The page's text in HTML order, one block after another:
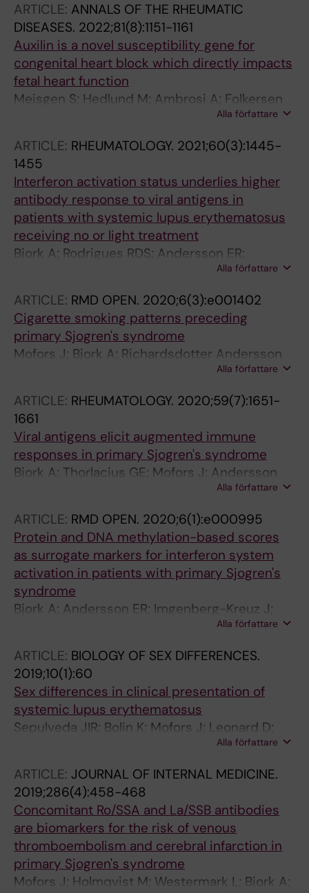
ARTICLE: ANNALS OF THE RHEUMATIC
DISEASES. 2022;81(8):1151-1161
Auxilin is a novel susceptibility gene for
congenital heart block which directly impacts
fetal heart function
Meisgen S; Hedlund M; Ambrosi A; Folkersen
L; Ottosson V; Forsberg D; Thorlacius GE;
Biavati L; Strandberg L; Mofors J; Ramskold D;
Ruhrmann S; Meneghel L; Nyberg W; Espinosa
A; Hamilton RM; Franco-Cereceda A; Hamsten
A; Olsson T; Greene L; Eriksson P; Gemzell-
Danielsson K; Salomonsson S; Kuchroo VK;
Herlenius E; Kockum I; Sonesson S-E; Wahren-
Herlenius M
Alla författare
ARTICLE: RHEUMATOLOGY. 2021;60(3):1445-
1455
Interferon activation status underlies higher
antibody response to viral antigens in
patients with systemic lupus erythematosus
receiving no or light treatment
Bjork A; Rodrigues RDS; Andersson ER;
Sepulveda JIR; Mofors J; Kvarnstrom M; Oke V;
Svenungsson E; Gunnarsson I; Wahren-
Herlenius M
Alla författare
ARTICLE: RMD OPEN. 2020;6(3):e001402
Cigarette smoking patterns preceding
primary Sjogren's syndrome
Mofors J; Bjork A; Richardsdotter Andersson
E; Kvarnstrom M; Forsblad D'Elia H;
Magnusson-Bucher S; Padyukov L; Kockum I;
Hillert J; Eriksson P; Mandl T; Nordmark G;
Alfredsson L; Wahren-Herlenius M
Alla författare
ARTICLE: RHEUMATOLOGY. 2020;59(7):1651-
1661
Viral antigens elicit augmented immune
responses in primary Sjogren's syndrome
Bjork A; Thorlacius GE; Mofors J; Andersson
ER; Ivanchenko M; Tingstrom J; James T;
Brokstad KA; Cox RJ; Jonsson R; Kvarnstrom M;
Wahren-Herlenius M
Alla författare
ARTICLE: RMD OPEN. 2020;6(1):e000995
Protein and DNA methylation-based scores
as surrogate markers for interferon system
activation in patients with primary Sjogren's
syndrome
Bjork A; Andersson ER; Imgenberg-Kreuz J;
Thorlacius GE; Mofors J; Syvanen A-C;
M
Alla författare
ARTICLE: BIOLOGY OF SEX DIFFERENCES.
2019;10(1):60
Sex differences in clinical presentation of
systemic lupus erythematosus
Sepulveda JIR; Bolin K; Mofors J; Leonard D;
Svenungsson E; Jonsen A; Bengtsson C;
Ronnblom L; Sjowall C; Gunnarsson I; Wahren-
Herlenius M; Zickert A; Bjork A; Jonsen A;
Sjowali C; Enocsson H; Wettero J; Eriksson P;
Thorlacius GE; Lundberg IE; Sanding JK;
SeNiveda JIR; Lindblad-Toh K; Ronnblom L;
Padyukov L; Hultin-Rosenberg L; Eloranta M-L;
Dahiqvist SR
Alla författare
ARTICLE: JOURNAL OF INTERNAL MEDICINE.
2019;286(4):458-468
Concomitant Ro/SSA and La/SSB antibodies
are biomarkers for the risk of venous
thromboembolism and cerebral infarction in
primary Sjogren's syndrome
Mofors J; Holmqvist M; Westermark L; Bjork A;